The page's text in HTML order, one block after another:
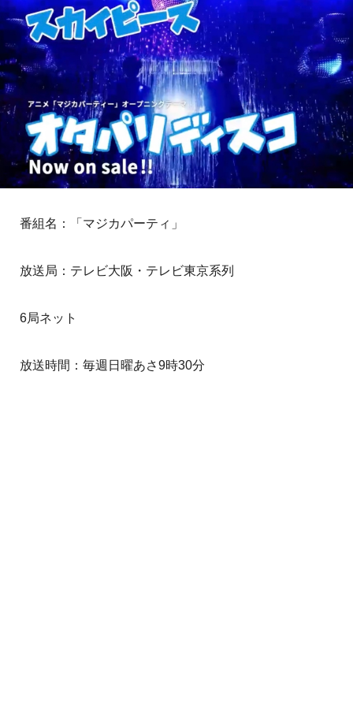
番組名：「マジカパーティ」
放送局：テレビ大阪・テレビ東京系列
6局ネット
放送時間：毎週日曜あさ9時30分